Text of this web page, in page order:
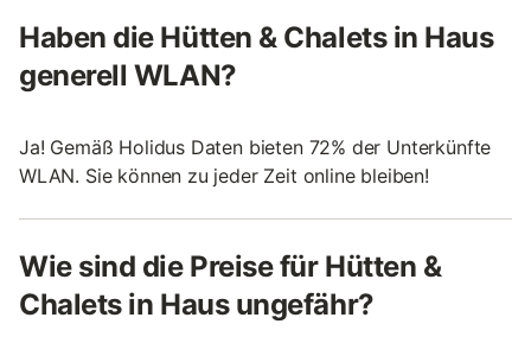
Haben die Hütten & Chalets in Haus
generell WLAN?
Ja! Gemäß Holidus Daten bieten 72% der Unterkünfte
WLAN. Sie können zu jeder Zeit online bleiben!
Wie sind die Preise für Hütten &
Chalets in Haus ungefähr?